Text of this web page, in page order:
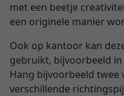
met een beetje
een originele manier
Ook op kantoor kan
gebruikt, bijvoorbeeld
Hang bijvoorbeeld
verschillende